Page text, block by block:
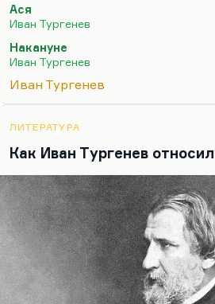
рефлексировать, наблюдая
несправедливость, тоже
до известной степени
Понимаете, а если бы…
Ася
Иван Тургенев
Накануне
Иван Тургенев
Иван Тургенев
ЛИТЕРАТУРА
Как Иван Тургенев